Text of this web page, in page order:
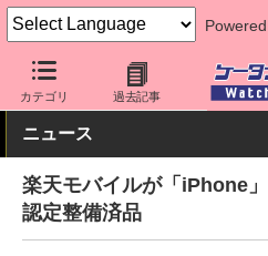
カテゴリ 過去記事
ケータイ Watch 格安スマホ/格安
ニュース
楽天モバイルが「iPhone
認定整備済品